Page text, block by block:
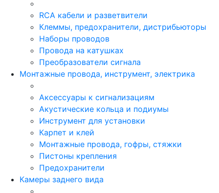
RCA кабели и разветвители
Клеммы, предохранители, дистрибьюторы
Наборы проводов
Провода на катушках
Преобразователи сигнала
Монтажные провода, инструмент, электрика
Аксессуары к сигнализациям
Акустические кольца и подиумы
Инструмент для установки
Карпет и клей
Монтажные провода, гофры, стяжки
Пистоны крепления
Предохранители
Камеры заднего вида